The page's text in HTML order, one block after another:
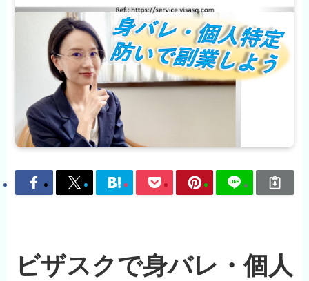
ビザスクで身バレ・個人